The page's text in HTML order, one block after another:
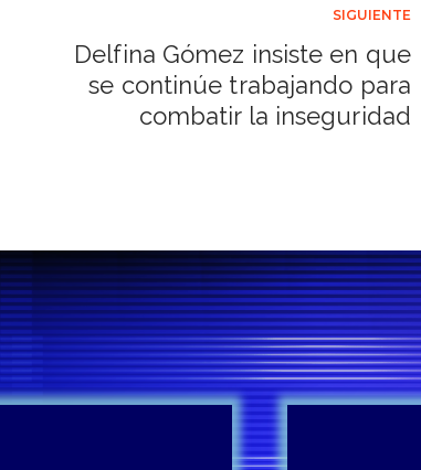
SIGUIENTE
Delfina Gómez insiste en que
se continúe trabajando para
combatir la inseguridad